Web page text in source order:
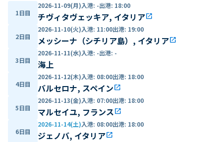
1日目
2026-11-09(月)入港: -出港: 18:00
チヴィタヴェッキア, イタリアopen_in_new
2日目
2026-11-10(火)入港: 11:00出港: 19:00
メッシーナ（シチリア島）, イタリアopen_in_new
3日目
2026-11-11(水)入港: -出港: -
海上
4日目
2026-11-12(木)入港: 08:00出港: 18:00
バルセロナ, スペインopen_in_new
5日目
2026-11-13(金)入港: 07:00出港: 18:00
マルセイユ, フランスopen_in_new
6日目
2026-11-14(土)入港: 08:00出港: 18:00
ジェノバ, イタリアopen_in_new